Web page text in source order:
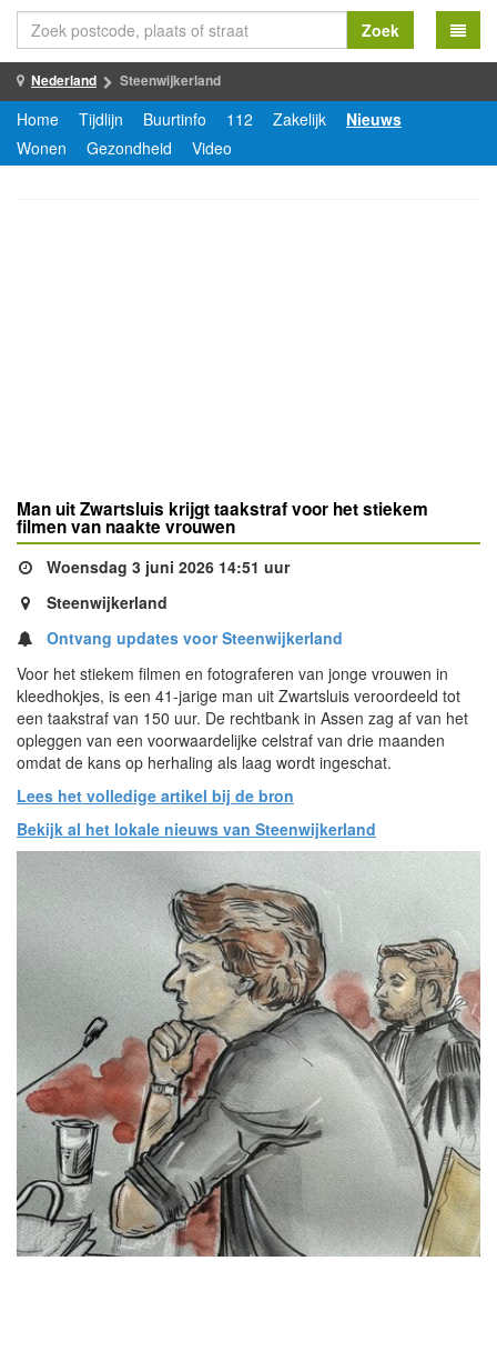
Zoek
Nederland Steenwijkerland
Home Tijdlijn Buurtinfo 112 Zakelijk
Nieuws
Wonen
Gezondheid Video
Man uit Zwartsluis krijgt taakstraf voor het stiekem
filmen van naakte vrouwen
Woensdag 3 juni 2026 14:51 uur
Steenwijkerland
Ontvang updates voor Steenwijkerland
Voor het stiekem filmen en fotograferen van jonge vrouwen in
kleedhokjes, is een 41-jarige man uit Zwartsluis veroordeeld tot
een taakstraf van 150 uur. De rechtbank in Assen zag af van het
opleggen van een voorwaardelijke celstraf van drie maanden
omdat de kans op herhaling als laag wordt ingeschat.
Lees het volledige artikel bij de bron
Bekijk al het lokale nieuws van Steenwijkerland